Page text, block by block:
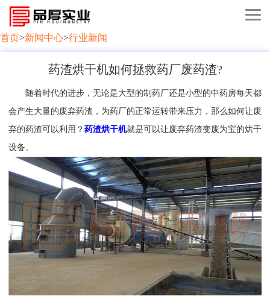
首页>新闻中心>行业新闻
药渣烘干机如何拯救药厂废药渣?
随着时代的进步，无论是大型的制药厂还是小型的中药房每天都
会产生大量的废弃药渣，为药厂的正常运转带来压力，那么如何让废
弃的药渣可以利用？ 药渣烘干机就是可以让废弃药渣变废为宝的烘干
设备。